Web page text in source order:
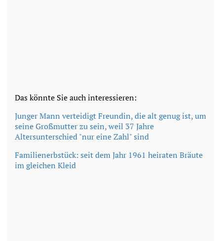
Das könnte Sie auch interessieren:
Junger Mann verteidigt Freundin, die alt genug ist, um
seine Großmutter zu sein, weil 37 Jahre
Altersunterschied "nur eine Zahl" sind
Familienerbstück: seit dem Jahr 1961 heiraten Bräute
im gleichen Kleid